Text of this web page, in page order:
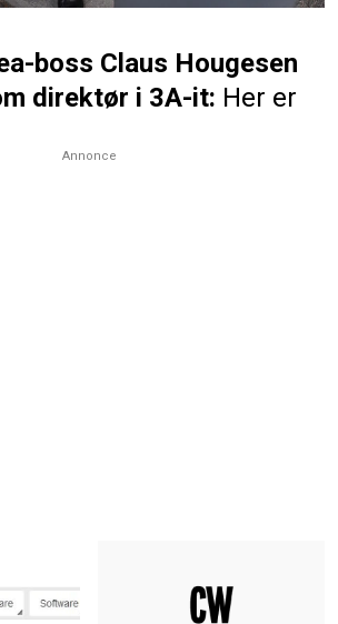
boss Claus Hougesen
direktør i 3A-it: Her er
Annonce